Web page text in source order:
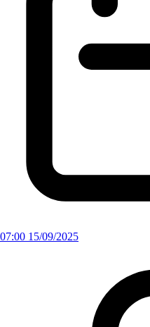
07:00 15/09/2025